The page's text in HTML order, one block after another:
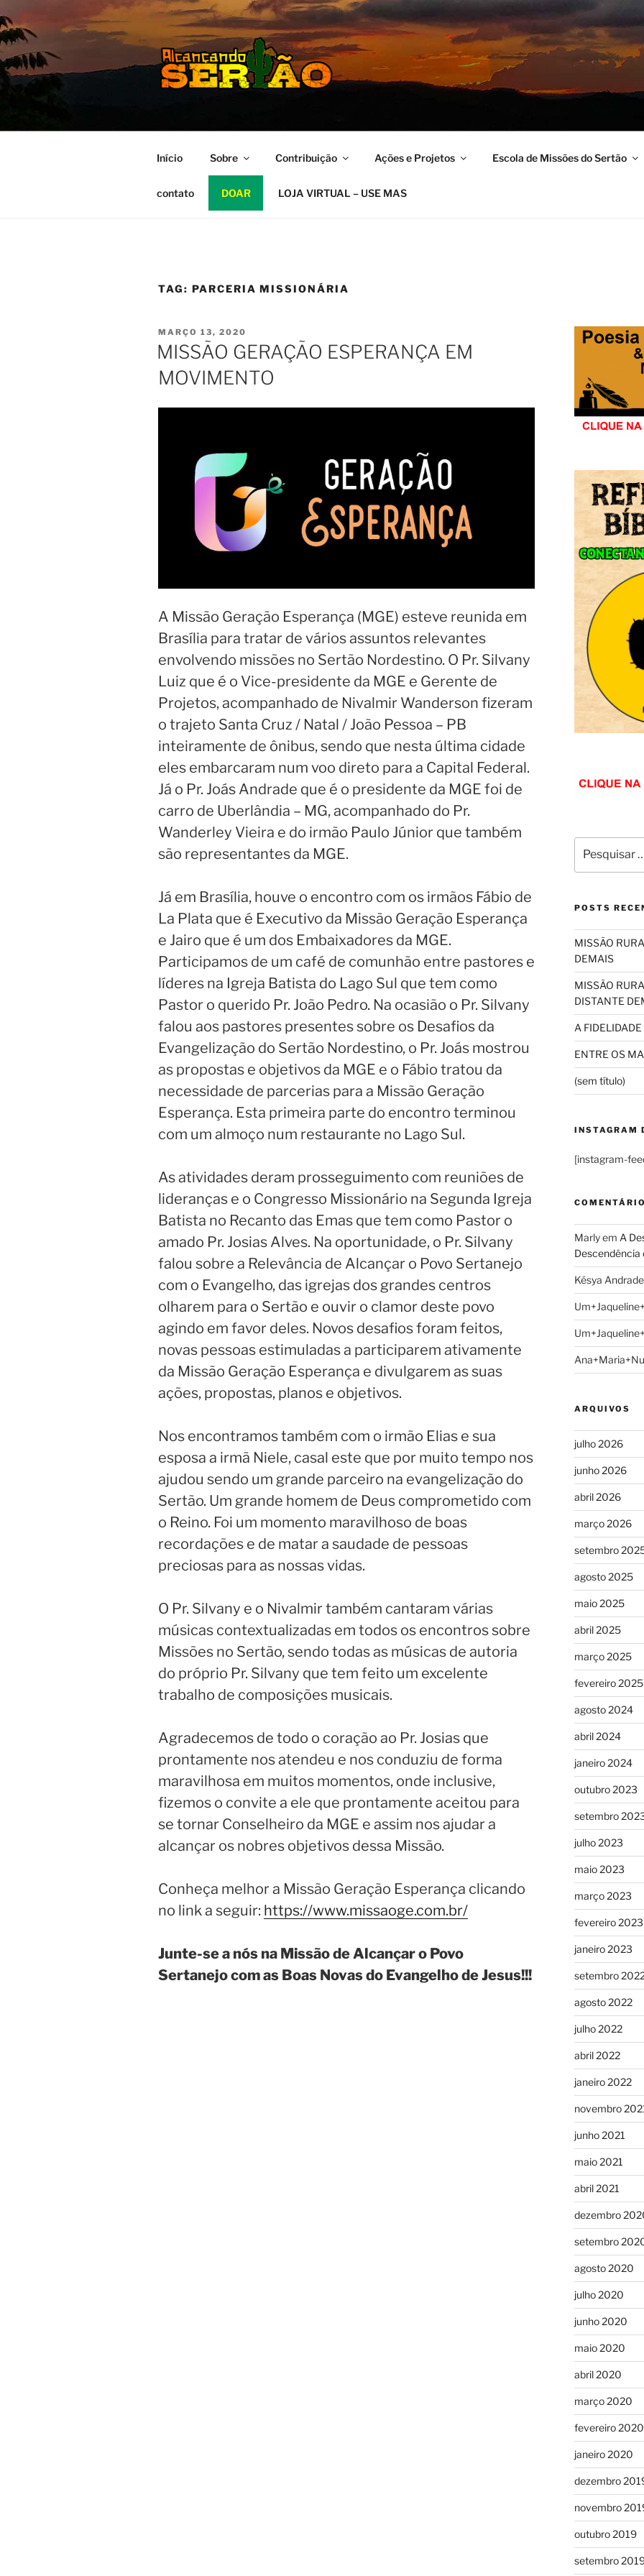
para
o
conteúdo
Início Sobre Contribuição Ações e Projetos Escola de Missões do Sertão
contato DOAR LOJA VIRTUAL – USE MAS
TAG: PARCERIA MISSIONÁRIA
PUBLICADO
EM
MARÇO 13, 2020
MISSÃO GERAÇÃO ESPERANÇA EM
MOVIMENTO
A Missão Geração Esperança (MGE) esteve reunida em
Brasília para tratar de vários assuntos relevantes
envolvendo missões no Sertão Nordestino. O Pr. Silvany
Luiz que é o Vice-presidente da MGE e Gerente de
Projetos, acompanhado de Nivalmir Wanderson fizeram
o trajeto Santa Cruz / Natal / João Pessoa – PB
inteiramente de ônibus, sendo que nesta última cidade
eles embarcaram num voo direto para a Capital Federal.
Já o Pr. Joás Andrade que é o presidente da MGE foi de
carro de Uberlândia – MG, acompanhado do Pr.
Wanderley Vieira e do irmão Paulo Júnior que também
são representantes da MGE.
Já em Brasília, houve o encontro com os irmãos Fábio de
La Plata que é Executivo da Missão Geração Esperança
e Jairo que é um dos Embaixadores da MGE.
Participamos de um café de comunhão entre pastores e
líderes na Igreja Batista do Lago Sul que tem como
Pastor o querido Pr. João Pedro. Na ocasião o Pr. Silvany
falou aos pastores presentes sobre os Desafios da
Evangelização do Sertão Nordestino, o Pr. Joás mostrou
as propostas e objetivos da MGE e o Fábio tratou da
necessidade de parcerias para a Missão Geração
Esperança. Esta primeira parte do encontro terminou
com um almoço num restaurante no Lago Sul.
As atividades deram prosseguimento com reuniões de
lideranças e o Congresso Missionário na Segunda Igreja
Batista no Recanto das Emas que tem como Pastor o
amado Pr. Josias Alves. Na oportunidade, o Pr. Silvany
falou sobre a Relevância de Alcançar o Povo Sertanejo
com o Evangelho, das igrejas dos grandes centros
olharem para o Sertão e ouvir o clamor deste povo
agindo em favor deles. Novos desafios foram feitos,
novas pessoas estimuladas a participarem ativamente
da Missão Geração Esperança e divulgarem as suas
ações, propostas, planos e objetivos.
Nos encontramos também com o irmão Elias e sua
esposa a irmã Niele, casal este que por muito tempo nos
ajudou sendo um grande parceiro na evangelização do
Sertão. Um grande homem de Deus comprometido com
o Reino. Foi um momento maravilhoso de boas
recordações e de matar a saudade de pessoas
preciosas para as nossas vidas.
O Pr. Silvany e o Nivalmir também cantaram várias
músicas contextualizadas em todos os encontros sobre
Missões no Sertão, sendo todas as músicas de autoria
do próprio Pr. Silvany que tem feito um excelente
trabalho de composições musicais.
Agradecemos de todo o coração ao Pr. Josias que
prontamente nos atendeu e nos conduziu de forma
maravilhosa em muitos momentos, onde inclusive,
fizemos o convite a ele que prontamente aceitou para
se tornar Conselheiro da MGE e assim nos ajudar a
alcançar os nobres objetivos dessa Missão.
Conheça melhor a Missão Geração Esperança clicando
no link a seguir: https://www.missaoge.com.br/
Junte-se a nós na Missão de Alcançar o Povo
Sertanejo com as Boas Novas do Evangelho de Jesus!!!
por:
POSTS
MISSÃO
DEMAIS
MISSÃO
DISTANTE
A
ENTRE OS
(sem título)
INSTAGRAM
[instagram-
Marlyem A
Descendência
Késya Andrade
ARQUIVOS
julho 2026
junho 2026
abril 2026
março 2026
setembro
agosto 2025
maio 2025
abril 2025
março 2025
fevereiro 2025
agosto 2024
abril 2024
janeiro 2024
outubro 2023
setembro
julho 2023
maio 2023
março 2023
fevereiro 2023
janeiro 2023
setembro
agosto 2022
julho 2022
abril 2022
janeiro 2022
novembro
junho 2021
maio 2021
abril 2021
dezembro
setembro
agosto 2020
julho 2020
junho 2020
maio 2020
abril 2020
março 2020
fevereiro 2020
janeiro 2020
dezembro
novembro
outubro 2019
setembro